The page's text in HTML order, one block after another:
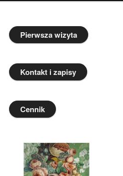
Pierwsza wizyta
Kontakt i zapisy
Cennik